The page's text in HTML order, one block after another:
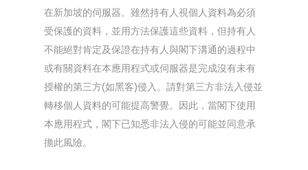
在新加坡的伺服器。雖然持有人視個人資料為必須
受保護的資料，並用方法保護這些資料，但持有人
不能絕對肯定及保證在持有人與閣下溝通的過程中
或有關資料在本應用程式或伺服器是完成沒有未有
授權的第三方(如黑客)侵入。請對第三方非法入侵並
轉移個人資料的可能提高警覺。因此，當閣下使用
本應用程式，閣下已知悉非法入侵的可能並同意承
擔此風險。